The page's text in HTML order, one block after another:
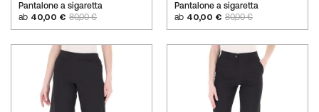
Pantalone a sigaretta
ab 40,00 € 80,00 €
Pantalone a sigaretta
ab 40,00 € 80,00 €